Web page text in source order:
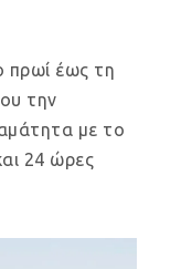
πρωί έως τη
την
με το
24 ώρες